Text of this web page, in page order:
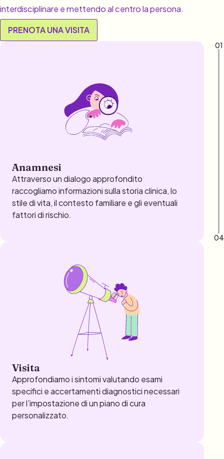
interdisciplinare e mettendo al centro la persona.
PRENOTA UNA VISITA
Anamnesi
Attraverso un dialogo approfondito
raccogliamo informazioni sulla storia clinica, lo
stile di vita, il contesto familiare e gli eventuali
fattori di rischio.
Visita
Approfondiamo i sintomi valutando esami
specifici e accertamenti diagnostici necessari
per l’impostazione di un piano di cura
personalizzato.
01
04